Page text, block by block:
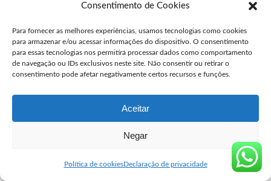
Consentimento de Cookies
Para fornecer as melhores experiências, usamos tecnologias como cookies
para armazenar e/ou acessar informações do dispositivo. O consentimento
para essas tecnologias nos permitirá processar dados como comportamento
de navegação ou IDs exclusivos neste site. Não consentir ou retirar o
consentimento pode afetar negativamente certos recursos e funções.
Aceitar
Negar
Política de cookiesDeclaração de privacidade